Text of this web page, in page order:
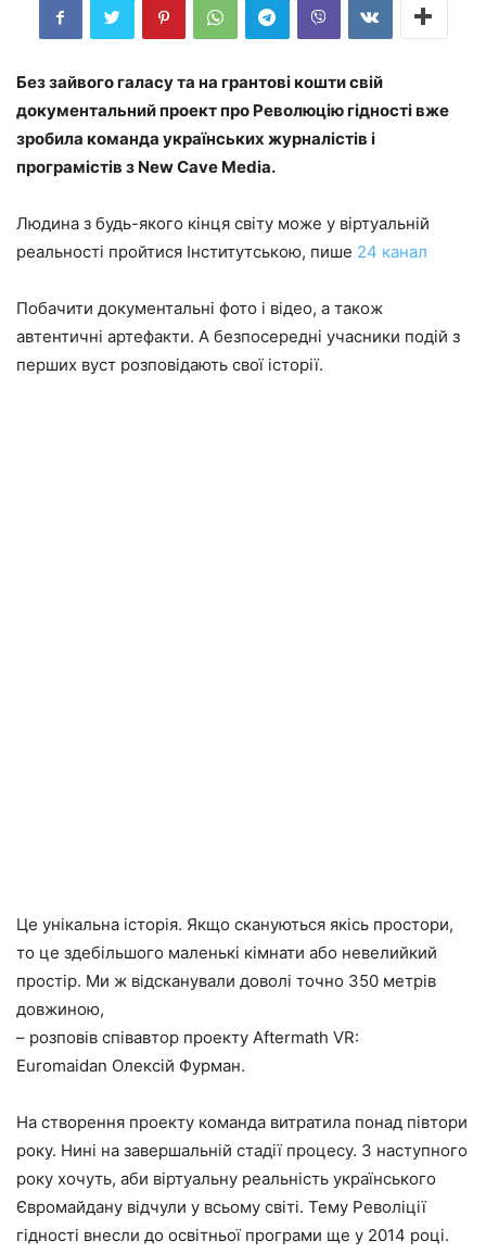
Без зайвого галасу та на грантові кошти свій
документальний проект про Революцію гідності вже
зробила команда українських журналістів і
програмістів з New Cave Media.
Людина з будь-якого кінця світу може у віртуальній
реальності пройтися Інститутською, пише 24 канал
Побачити документальні фото і відео, а також
автентичні артефакти. А безпосередні учасники подій з
перших вуст розповідають свої історії.
Це унікальна історія. Якщо скануються якісь простори,
то це здебільшого маленькі кімнати або невелийкий
простір. Ми ж відсканували доволі точно 350 метрів
довжиною,
– розповів співавтор проекту Aftermath VR:
Euromaidan Олексій Фурман.
На створення проекту команда витратила понад півтори
року. Нині на завершальній стадії процесу. З наступного
року хочуть, аби віртуальну реальність українського
Євромайдану відчули у всьому світі. Тему Револіції
гідності внесли до освітньої програми ще у 2014 році.